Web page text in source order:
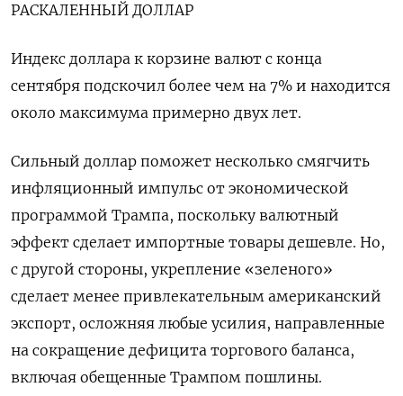
РАСКАЛЕННЫЙ ДОЛЛАР
Индекс доллара к корзине валют с конца
сентября подскочил более чем на 7% и находится
около максимума примерно двух лет.
Сильный доллар поможет несколько смягчить
инфляционный импульс от экономической
программой Трампа, поскольку валютный
эффект сделает импортные товары дешевле. Но,
с другой стороны, укрепление «зеленого»
сделает менее привлекательным американский
экспорт, осложняя любые усилия, направленные
на сокращение дефицита торгового баланса,
включая обещенные Трампом пошлины.